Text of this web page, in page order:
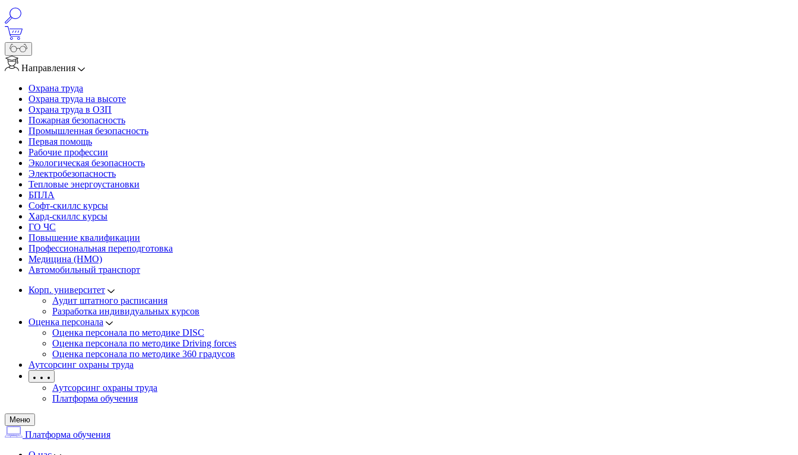
Направления
Охрана труда
Охрана труда на высоте
Охрана труда в ОЗП
Пожарная безопасность
Промышленная безопасность
Первая помощь
Рабочие профессии
Экологическая безопасность
Электробезопасность
Тепловые энергоустановки
БПЛА
Софт-скиллс курсы
Хард-скиллс курсы
ГО ЧС
Повышение квалификации
Профессиональная переподготовка
Медицина (НМО)
Автомобильный транспорт
Корп. университет
Аудит штатного расписания
Разработка индивидуальных курсов
Оценка персонала
Оценка персонала по методике DISC
Оценка персонала по методике Driving forces
Оценка персонала по методике 360 градусов
Аутсорсинг охраны труда
Аутсорсинг охраны труда
Платформа обучения
Меню
Платформа обучения